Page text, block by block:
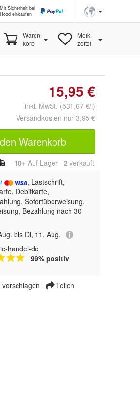
Mit Sicherheit bei
Hood einkaufen
Waren-
korb
Merk-
zettel
15,95 €
inkl. MwSt. (531,67 €/l)
Versandkosten nur 3,95 €
Warenkorb
10+ Auf Lager 2 verkauft
, Lastschrift,
Debitkarte,
Sofortüberweisung,
Bezahlung nach 30
bis Di, 11. Aug.
handel-de
99% positiv
vorschlagen Teilen